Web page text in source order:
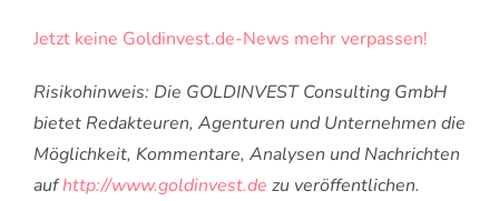
Jetzt keine Goldinvest.de-News mehr verpassen!
Risikohinweis: Die GOLDINVEST Consulting GmbH
bietet Redakteuren, Agenturen und Unternehmen die
Möglichkeit, Kommentare, Analysen und Nachrichten
aufhttp://www.goldinvest.de zu veröffentlichen.